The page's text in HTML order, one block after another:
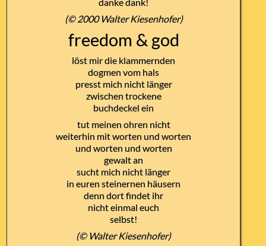
danke dank!
(© 2000 Walter Kiesenhofer)
freedom & god
löst mir die klammernden
dogmen vom hals
presst mich nicht länger
zwischen trockene
buchdeckel ein
tut meinen ohren nicht
weiterhin mit worten und worten
und worten und worten
gewalt an
sucht mich nicht länger
in euren steinernen häusern
denn dort findet ihr
nicht einmal euch
selbst!
(© Walter Kiesenhofer)